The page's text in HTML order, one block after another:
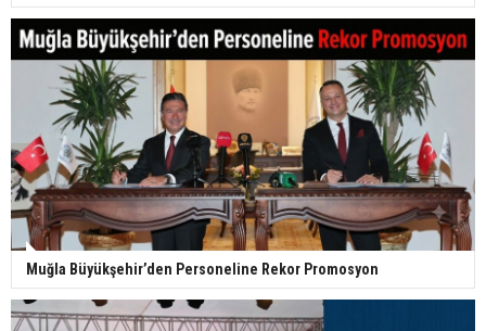
Muğla Büyükşehir’den Personeline Rekor Promosyon